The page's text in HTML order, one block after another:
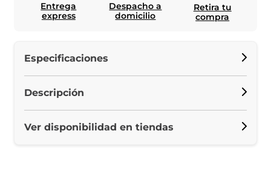
Entrega
express
Despacho a
domicilio
Retira tu
compra
Especificaciones
Descripción
Ver disponibilidad en tiendas